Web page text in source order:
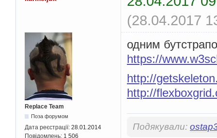
(28.04.2017
Replace Team
Поза форумом
Дата реєстрації: 28.01.2014
Повідомлень: 1 506
одним
https://
http://
http://
Подякували: